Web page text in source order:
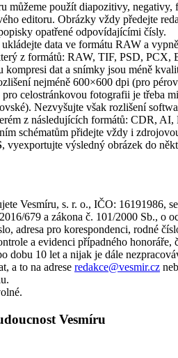
můžeme použít diapozitivy,
editoru. Obrázky vždy předejte
opatřené odpovídajícími čísly.
data ve formátu RAW a
z formátů: RAW, TIF, PSD, PCX,
dat a snímky jsou méně
nejméně 600×600 dpi (pro
celostránkovou fotografii je třeba
Nezvyšujte však rozlišení
z následujících formátů: CDR,
schématům přidejte vždy i
, vyexportujte výsledný obrázek do
Vesmíru, s. r. o., IČO: 16191986,
679 a zákona č. 101/2000 Sb., o
adresa pro korespondenci, rodné
a evidenci případného
dobu 10 let a nijak je dále
a to na adrese redakce@vesmir.cz
Vesmíru